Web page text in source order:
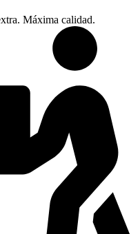
Máxima calidad.